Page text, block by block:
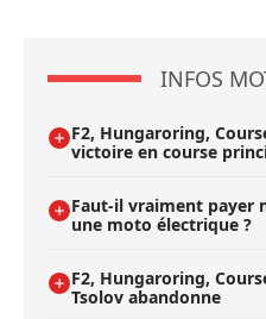
INFOS
F2, Hungaroring,
victoire en course
Faut-il vraiment payer
une moto électrique ?
F2, Hungaroring,
Tsolov abandonne